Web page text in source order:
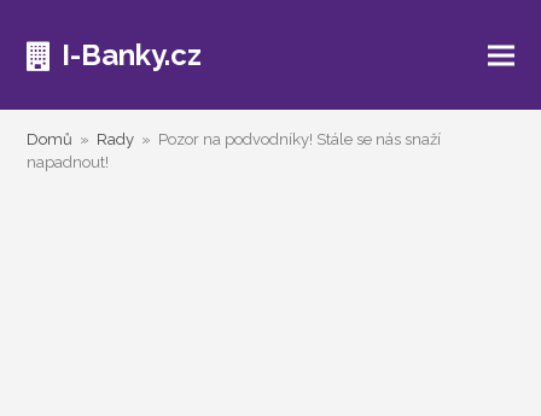
I-Banky.cz
Domů » Rady » Pozor na podvodníky! Stále se nás snaží
napadnout!